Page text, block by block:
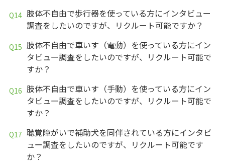
肢体不自由で歩行器を使っている方にインタビュー
調査をしたいのですが、リクルート可能ですか？
肢体不自由で車いす（電動）を使っている方にイン
タビュー調査をしたいのですが、リクルート可能で
すか？
肢体不自由で車いす（手動）を使っている方にイン
タビュー調査をしたいのですが、リクルート可能で
すか？
聴覚障がいで補助犬を同伴されている方にインタビ
ュー調査をしたいのですが、リクルート可能です
か？